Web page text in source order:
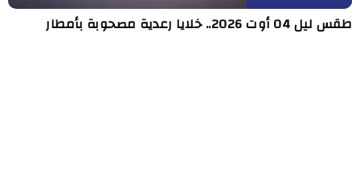
طقس ليل 04 أوت 2026.. خلايا رعدية مصحوبة بأمطار